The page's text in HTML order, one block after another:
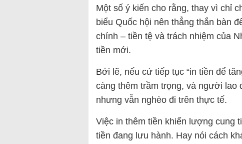
Một số ý kiến cho rằng, thay vì chỉ
biểu Quốc hội nên thẳng thắn bàn
chính – tiền tệ và trách nhiệm của
tiền mới.
Bởi lẽ, nếu cứ tiếp tục “in tiền để
càng thêm trầm trọng, và người
nhưng vẫn nghèo đi trên thực tế.
Việc in thêm tiền khiến lượng cung
tiền đang lưu hành. Hay nói cách